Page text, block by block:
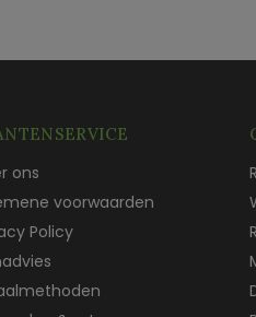
ons
voorwaarden
Policy